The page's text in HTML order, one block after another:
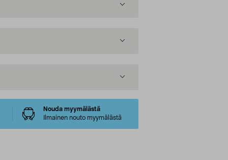
Nouda myymälästä
Ilmainen nouto myymälästä